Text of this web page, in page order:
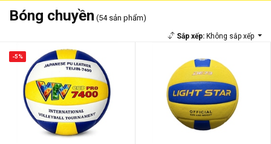
Bóng chuyền (54 sản phẩm)
Sắp xếp:Không sắp xếp
-5%